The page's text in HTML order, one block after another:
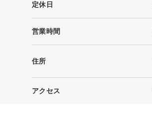
定休日
営業時間
住所
アクセス